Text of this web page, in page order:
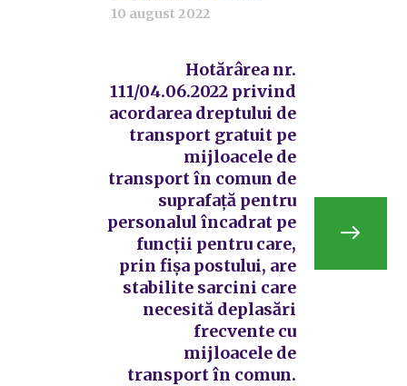
10 august 2022
Hotărârea nr.
111/04.06.2022 privind
acordarea dreptului de
transport gratuit pe
mijloacele de
transport în comun de
suprafață pentru
personalul încadrat pe
funcții pentru care,
prin fișa postului, are
stabilite sarcini care
necesită deplasări
frecvente cu
mijloacele de
transport în comun.